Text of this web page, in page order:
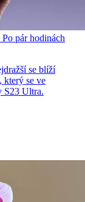
pár hodinách
se blíží
který se ve
S23 Ultra.